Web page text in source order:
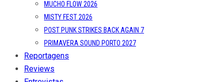
MUCHO FLOW 2026
MISTY FEST 2026
POST PUNK STRIKES BACK AGAIN 7
PRIMAVERA SOUND PORTO 2027
Reportagens
Reviews